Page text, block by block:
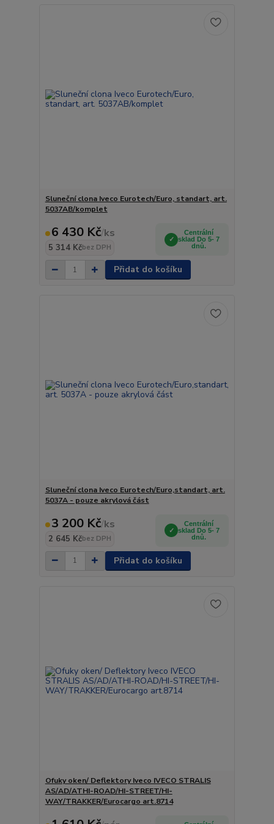
Sluneční clona Iveco Eurotech/Euro, standart, art.
5037AB/komplet
6 430 Kč/ks
5 314 Kčbez DPH
Centrální
sklad Do 5- 7
dnů.
Přidat do košíku
Sluneční clona Iveco Eurotech/Euro,standart, art.
5037A - pouze akrylová část
3 200 Kč/ks
2 645 Kčbez DPH
Centrální
sklad Do 5- 7
dnů.
Přidat do košíku
Ofuky oken/ Deflektory Iveco IVECO STRALIS
AS/AD/ATHI-ROAD/HI-STREET/HI-
WAY/TRAKKER/Eurocargo art.8714